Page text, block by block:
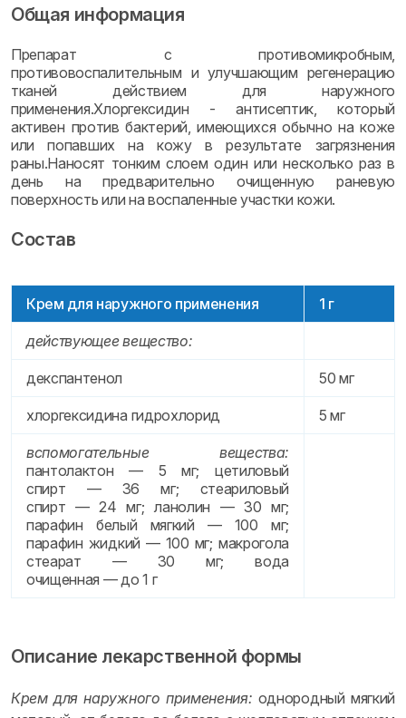
Общая информация
Препарат с противомикробным,
противовоспалительным и улучшающим регенерацию
тканей действием для наружного
применения.Хлоргексидин - антисептик, который
активен против бактерий, имеющихся обычно на коже
или попавших на кожу в результате загрязнения
раны.Наносят тонким слоем один или несколько раз в
день на предварительно очищенную раневую
поверхность или на воспаленные участки кожи.
Состав
Крем для наружного применения 1 г
действующее вещество:
декспантенол 50 мг
хлоргексидина гидрохлорид 5 мг
вспомогательные вещества:
пантолактон — 5 мг; цетиловый
спирт — 36 мг; стеариловый
спирт — 24 мг; ланолин — 30 мг;
парафин белый мягкий — 100 мг;
парафин жидкий — 100 мг; макрогола
стеарат — 30 мг; вода
очищенная — до 1 г
Описание лекарственной формы
Крем для наружного применения: однородный мягкий